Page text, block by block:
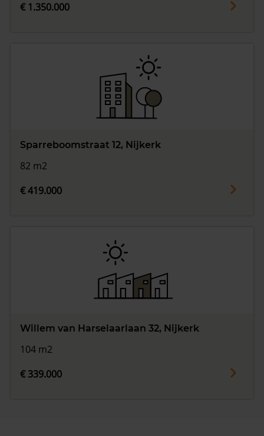
€ 1.350.000
Sparreboomstraat 12, Nijkerk
82 m2
€ 419.000
Willem van Harselaarlaan 32, Nijkerk
104 m2
€ 339.000